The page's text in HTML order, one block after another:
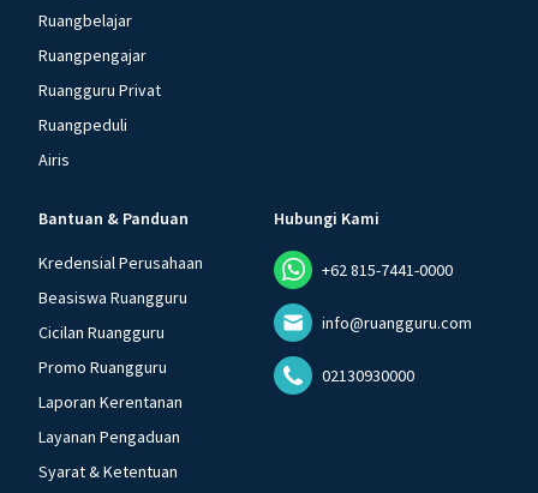
Ruangbelajar
Ruangpengajar
Ruangguru Privat
Ruangpeduli
Airis
Bantuan & Panduan
Kredensial Perusahaan
Beasiswa Ruangguru
Cicilan Ruangguru
Promo Ruangguru
Laporan Kerentanan
Layanan Pengaduan
Syarat & Ketentuan
Hubungi Kami
+62 815-7441-0000
info@ruangguru.com
02130930000